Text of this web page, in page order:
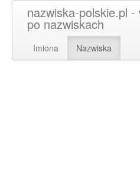
nazwiska-polskie.pl
po nazwiskach
Imiona Nazwiska